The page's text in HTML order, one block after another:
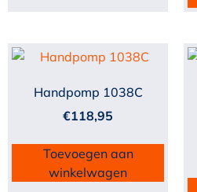
Handpomp 1038C
€118,95
Toevoegen aan
winkelwagen